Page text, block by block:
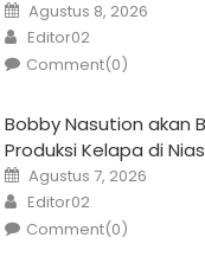
Posted
on
Agustus 8, 2026
Author
Editor02
Comment(0)
Bobby Nasution akan
Produksi Kelapa di
Posted
on
Agustus 7, 2026
Author
Editor02
Comment(0)